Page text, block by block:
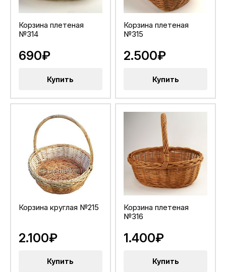
Корзина плетеная
№314
690₽
Купить
Корзина плетеная
№315
2.500₽
Купить
Корзина круглая №215
2.100₽
Купить
Корзина плетеная
№316
1.400₽
Купить